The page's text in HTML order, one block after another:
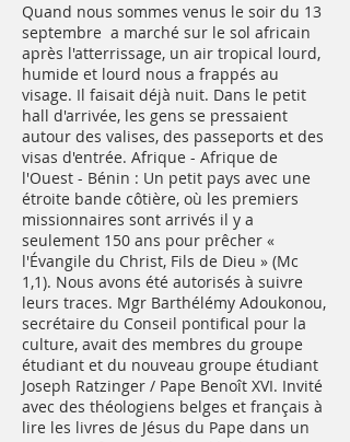
Quand nous sommes venus le soir du 13
septembre a marché sur le sol africain
après l'atterrissage, un air tropical lourd,
humide et lourd nous a frappés au
visage. Il faisait déjà nuit. Dans le petit
hall d'arrivée, les gens se pressaient
autour des valises, des passeports et des
visas d'entrée. Afrique - Afrique de
l'Ouest - Bénin : Un petit pays avec une
étroite bande côtière, où les premiers
missionnaires sont arrivés il y a
seulement 150 ans pour prêcher «
l'Évangile du Christ, Fils de Dieu » (Mc
1,1). Nous avons été autorisés à suivre
leurs traces. Mgr Barthélémy Adoukonou,
secrétaire du Conseil pontifical pour la
culture, avait des membres du groupe
étudiant et du nouveau groupe étudiant
Joseph Ratzinger / Pape Benoît XVI. Invité
avec des théologiens belges et français à
lire les livres de Jésus du Pape dans un